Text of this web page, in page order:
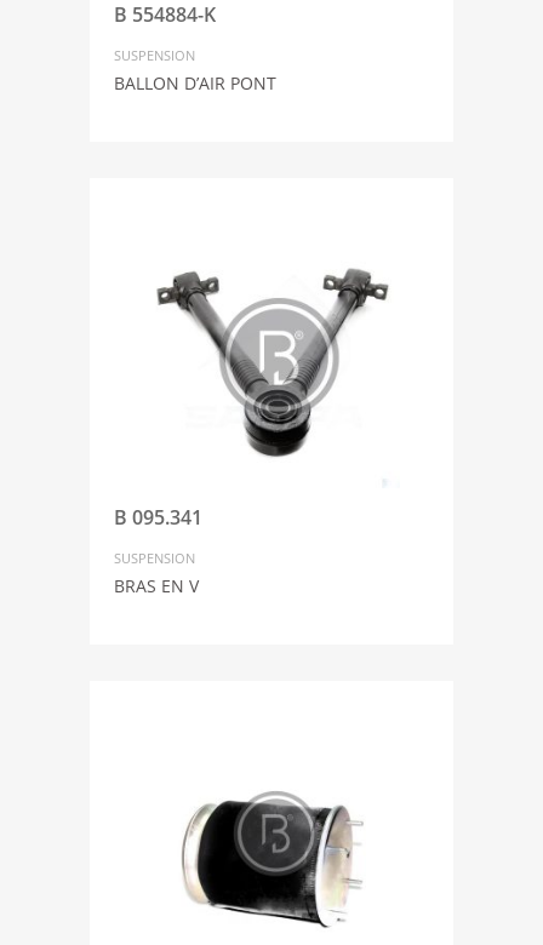
B 554884-K
SUSPENSION
BALLON D’AIR PONT
B 095.341
SUSPENSION
BRAS EN V